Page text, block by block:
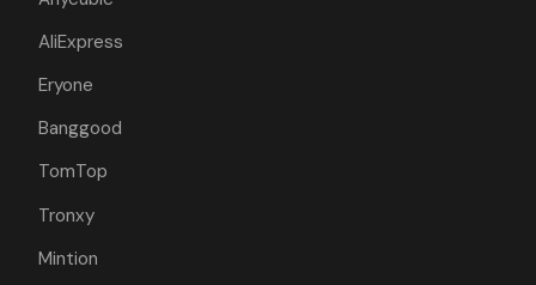
AliExpress
Eryone
Banggood
TomTop
Tronxy
Mintion